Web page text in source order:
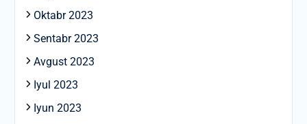
Oktabr 2023
Sentabr 2023
Avgust 2023
Iyul 2023
Iyun 2023